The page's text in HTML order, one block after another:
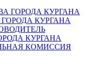
ГОРОДА КУРГАНА
КУРГАНА
КУРГАНА
КОМИССИЯ